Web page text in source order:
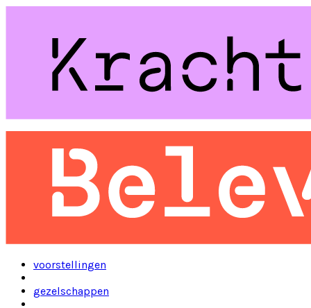
voorstellingen
gezelschappen